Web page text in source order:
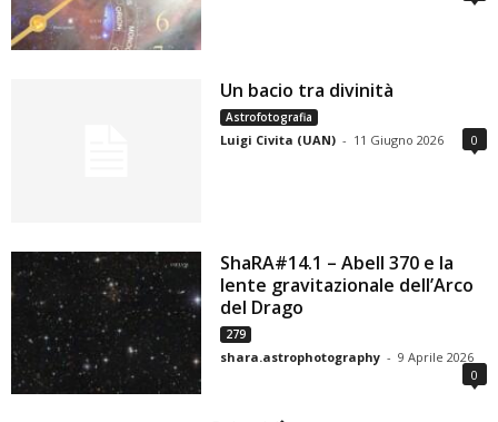
Un bacio tra divinità
Astrofotografia
Luigi Civita (UAN) - 11 Giugno 2026 0
ShaRA#14.1 – Abell 370 e la
lente gravitazionale dell’Arco
del Drago
279
shara.astrophotography - 9 Aprile 2026
0